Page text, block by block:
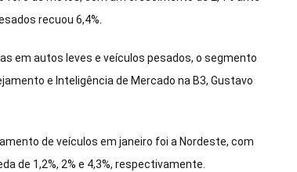
recuou 6,4%.
em autos leves e veículos pesados, o segmento
e Inteligência de Mercado na B3, Gustavo
de veículos em janeiro foi a Nordeste, com
de 1,2%, 2% e 4,3%, respectivamente.